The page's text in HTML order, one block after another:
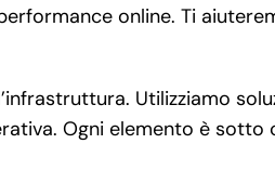
online. Ti
Utilizziamo
Ogni elemento è